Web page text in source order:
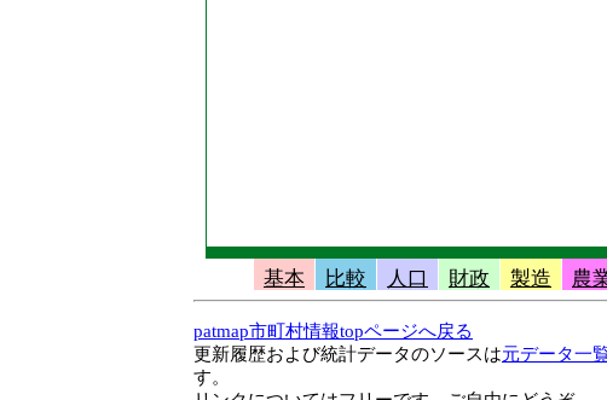
基本 比較 人口 財政 製造 農
patmap市町村情報topページへ戻る
更新履歴および統計データのソースは元データ一
す。